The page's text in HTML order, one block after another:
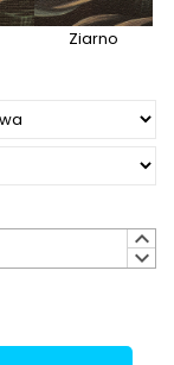
Ziarno
keyboard_arrow_up
keyboard_arrow_down